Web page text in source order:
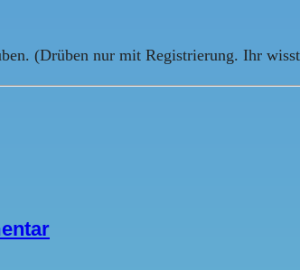
(Drüben nur mit Registrierung. Ihr